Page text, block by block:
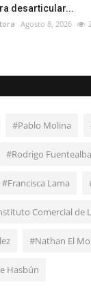
desarticular...
Agosto 8, 2026
#Pablo Molina
#Rodrigo Fuentealba
#Francisca Lama
Comercial de
#Nathan El
Hasbún